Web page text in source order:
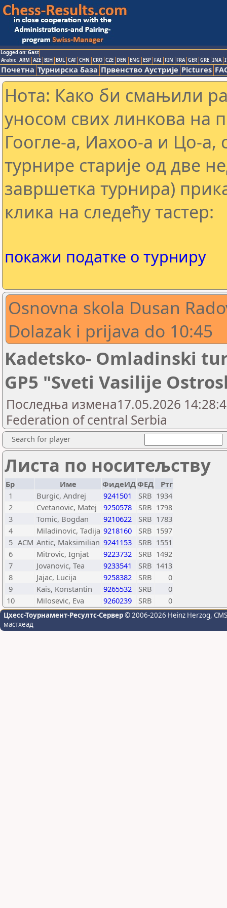
Logged on: Gast
Arabic ARM AZE BIH BUL CAT CHN CRO CZE DEN ENG ESP FAI FIN FRA GER GRE INA
Почетна Турнирска база Првенство Аустрије Pictures
Нота: Како би смањили
уносом свих линкова на
Гоогле-а, Иахоо-а и Цо-а,
турнире старије од две
завршетка турнира)
клика на следећу тастер:
покажи податке о турниру
Osnovna skola Dusan
Dolazak i prijava do 10:45
Kadetsko- Omladinski
GP5 "Sveti Vasilije
Последња измена17.05.2026
Federation of central Serbia
Search for player
Листа по носитељству
Бр Име ФидеИДФЕД
Ртг
1
Burgic, Andrej 9241501 SRB 1934
2
Cvetanovic, Matej 9250578 SRB 1798
3
Tomic, Bogdan 9210622 SRB 1783
4
Miladinovic, Tadija 9218160 SRB 1597
5 ACM Antic, Maksimilian 9241153 SRB 1551
6
Mitrovic, Ignjat 9223732 SRB 1492
7
Jovanovic, Tea 9233541 SRB 1413
8
Jajac, Lucija 9258382 SRB
0
9
Kais, Konstantin 9265532 SRB
0
10
Milosevic, Eva 9260239 SRB 0
Цхесс-Тоурнамент-Ресултс-Сервер© 2006-2026 Heinz Herzog,
мастхеад